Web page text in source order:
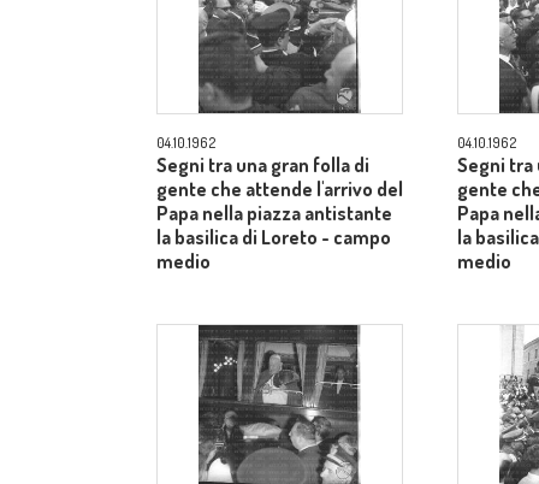
04.10.1962
Segni tra una gran folla di
gente che attende l'arrivo del
Papa nella piazza antistante
la basilica di Loreto - campo
medio
04.10.1962
Segni tra
gente
Papa
la
medio